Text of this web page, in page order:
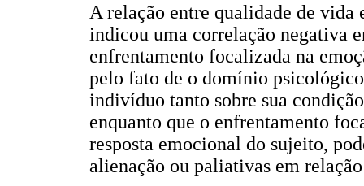
A relação entre qualidade de vida
indicou uma correlação negativa
enfrentamento focalizada na
pelo fato de o domínio
indivíduo tanto sobre sua
enquanto que o enfrentamento
resposta emocional do sujeito,
alienação ou paliativas em